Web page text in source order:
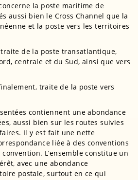
la poste maritime de
aussi bien le Cross Channel que la
et la poste vers les territoires
de la poste transatlantique,
centrale et du Sud, ainsi que vers
traite de la poste vers
contiennent une abondance
aussi bien sur les routes suivies
Il y est fait une nette
liée à des conventions
L’ensemble constitue un
avec une abondance
postale, surtout en ce qui